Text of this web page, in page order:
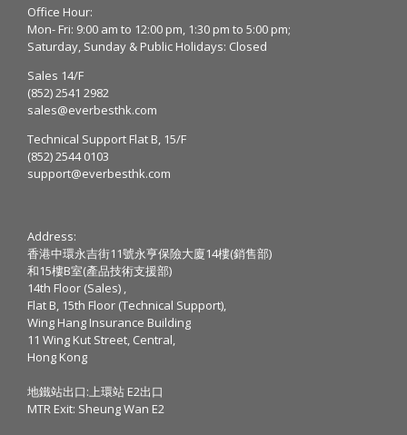
Office Hour:
Mon- Fri: 9:00 am to 12:00 pm, 1:30 pm to 5:00 pm;
Saturday, Sunday & Public Holidays: Closed
Sales 14/F
(852) 2541 2982
sales@everbesthk.com
Technical Support Flat B, 15/F
(852) 2544 0103
support@everbesthk.com
Address:
香港中環永吉街11號永亨保險大廈14樓(銷售部)
和15樓B室(產品技術支援部)
14th Floor (Sales) ,
Flat B, 15th Floor (Technical Support),
Wing Hang Insurance Building
11 Wing Kut Street, Central,
Hong Kong
地鐵站出口:上環站 E2出口
MTR Exit: Sheung Wan E2